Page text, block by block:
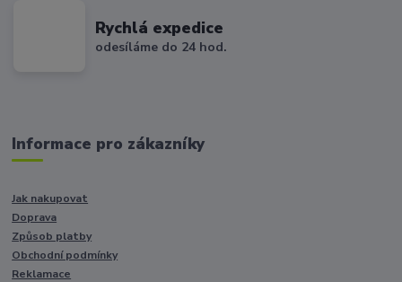
Rychlá expedice
odesíláme do 24 hod.
Informace pro zákazníky
Jak nakupovat
Doprava
Způsob platby
Obchodní podmínky
Reklamace